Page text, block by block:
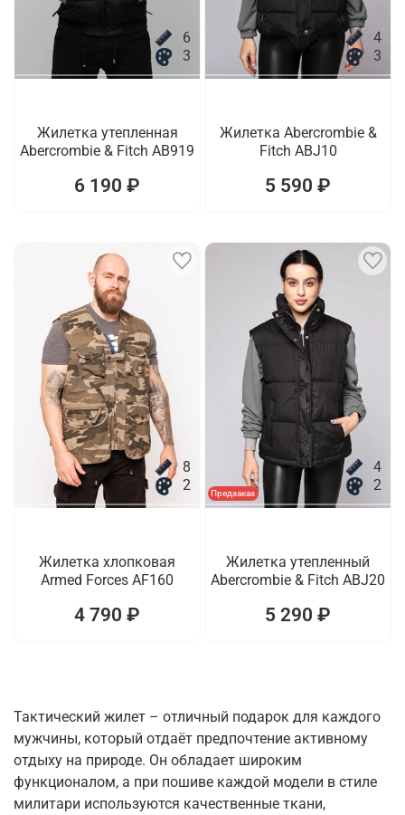
6
3
Жилетка утепленная
Abercrombie & Fitch AB919
6 190 ₽
4
3
Жилетка Abercrombie &
Fitch ABJ10
5 590 ₽
8
2
Жилетка хлопковая
Armed Forces AF160
4 790 ₽
Предзаказ
4
2
Жилетка утепленный
Abercrombie & Fitch ABJ20
5 290 ₽
Тактический жилет – отличный подарок для каждого
мужчины, который отдаёт предпочтение активному
отдыху на природе. Он обладает широким
функционалом, а при пошиве каждой модели в стиле
милитари используются качественные ткани,